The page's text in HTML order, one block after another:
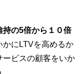
持の5倍から１０倍
かにLTVを高めるか
ービスの顧客をいか